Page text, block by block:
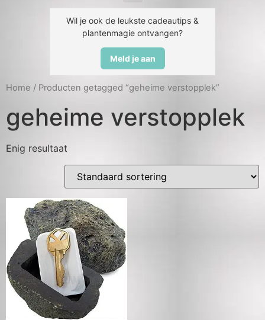
Wil je ook de leukste cadeautips &
plantenmagie ontvangen?
Meld je aan
Home / Producten getagged “geheime verstopplek”
geheime verstopplek
Enig resultaat